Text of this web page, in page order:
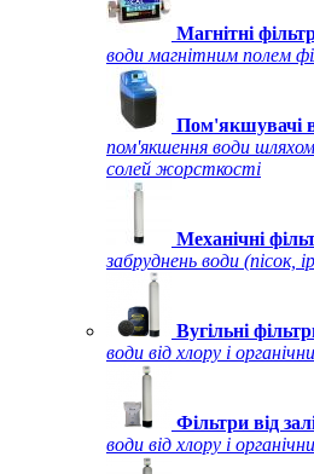
Магнітні
води магнітним полем
Пом'якшувачі
пом'якшення води
солей жорсткості
Механічні
забруднень води (пісок,
Вугільні
води від хлору і
Фільтри від
води від хлору і